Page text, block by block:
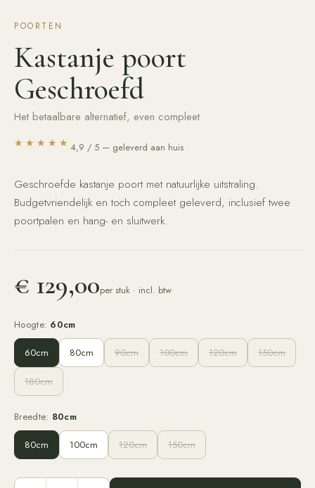
POORTEN
Kastanje poort
Geschroefd
Het betaalbare alternatief, even compleet
★★★★★ 4,9 / 5 — geleverd aan huis
Geschroefde kastanje poort met natuurlijke uitstraling.
Budgetvriendelijk en toch compleet geleverd, inclusief twee
poortpalen en hang- en sluitwerk.
€ 129,00per stuk · incl. btw
Hoogte: 60cm
60cm 80cm 90cm 100cm 120cm 150cm
180cm
Breedte: 80cm
80cm 100cm 120cm 150cm